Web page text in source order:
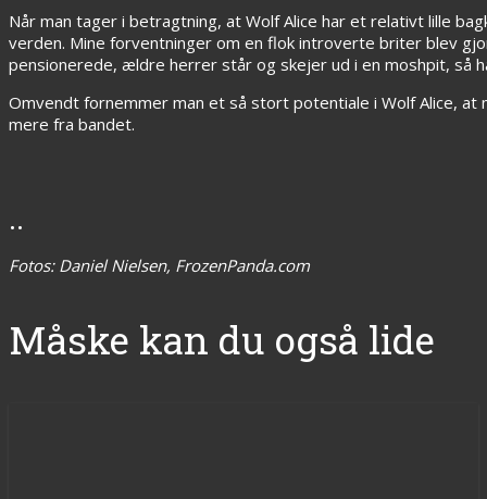
Når man tager i betragtning, at Wolf Alice har et relativt lille
verden. Mine forventninger om en flok introverte briter blev
pensionerede, ældre herrer står og skejer ud i en moshpit, så
Omvendt fornemmer man et så stort potentiale i Wolf Alice,
mere fra bandet.
..
Fotos: Daniel Nielsen, FrozenPanda.com
Måske kan du også lide